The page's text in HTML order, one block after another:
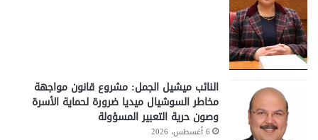
النائب ميشيل الجمل: مشروع قانون مواجهة
مخاطر السوشيال ميديا ضرورة لحماية الأسرة
وصون حرية التعبير المسؤولة
6 أغسطس، 2026